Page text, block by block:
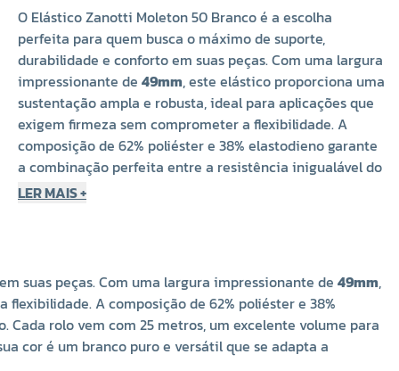
O Elástico Zanotti Moleton 50 Branco é a escolha
perfeita para quem busca o máximo de suporte,
durabilidade e conforto em suas peças. Com uma largura
impressionante de 49mm, este elástico proporciona uma
sustentação ampla e robusta, ideal para aplicações que
exigem firmeza sem comprometer a flexibilidade. A
composição de 62% poliéster e 38% elastodieno garante
a combinação perfeita entre a resistência inigualável do
poliéster e a alta elasticidade do elastodieno. Cada rolo
sua cor é um branco puro e versátil que se adapta a
qualquer tonalidade de tecido, tornando-o um item
indispensável para qualquer ateliê ou confecção.
Desempenho e Qualidade Inigualáveis
LER MAIS +
suas peças. Com uma largura impressionante de 49mm,
A composição de 62% poliéster e 38%
rolo vem com 25 metros, um excelente volume para
cor é um branco puro e versátil que se adapta a